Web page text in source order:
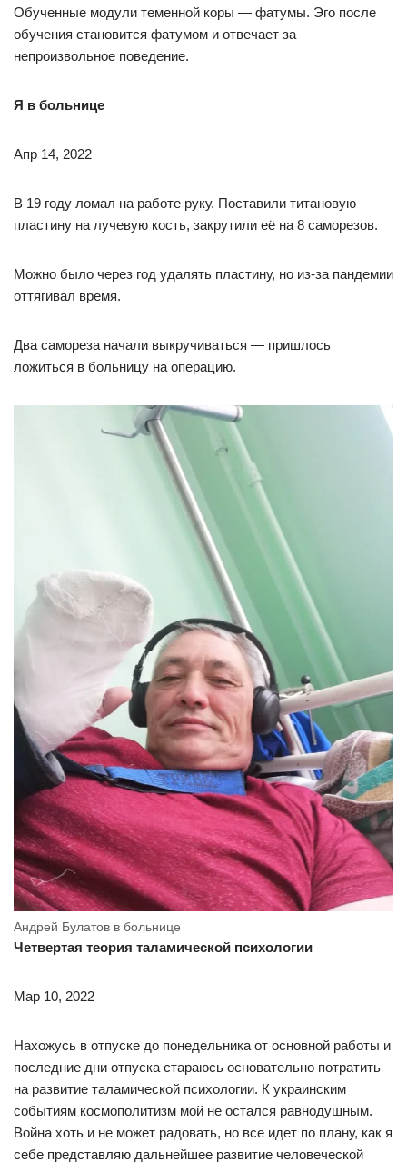
Обученные модули теменной коры — фатумы. Эго после
обучения становится фатумом и отвечает за
непроизвольное поведение.
Я в больнице
Апр 14, 2022
В 19 году ломал на работе руку. Поставили титановую
пластину на лучевую кость, закрутили её на 8 саморезов.
Можно было через год удалять пластину, но из-за пандемии
оттягивал время.
Два самореза начали выкручиваться — пришлось
ложиться в больницу на операцию.
Андрей Булатов в больнице
Четвертая теория таламической психологии
Мар 10, 2022
Нахожусь в отпуске до понедельника от основной работы и
последние дни отпуска стараюсь основательно потратить
на развитие таламической психологии. К украинским
событиям космополитизм мой не остался равнодушным.
Война хоть и не может радовать, но все идет по плану, как я
себе представляю дальнейшее развитие человеческой